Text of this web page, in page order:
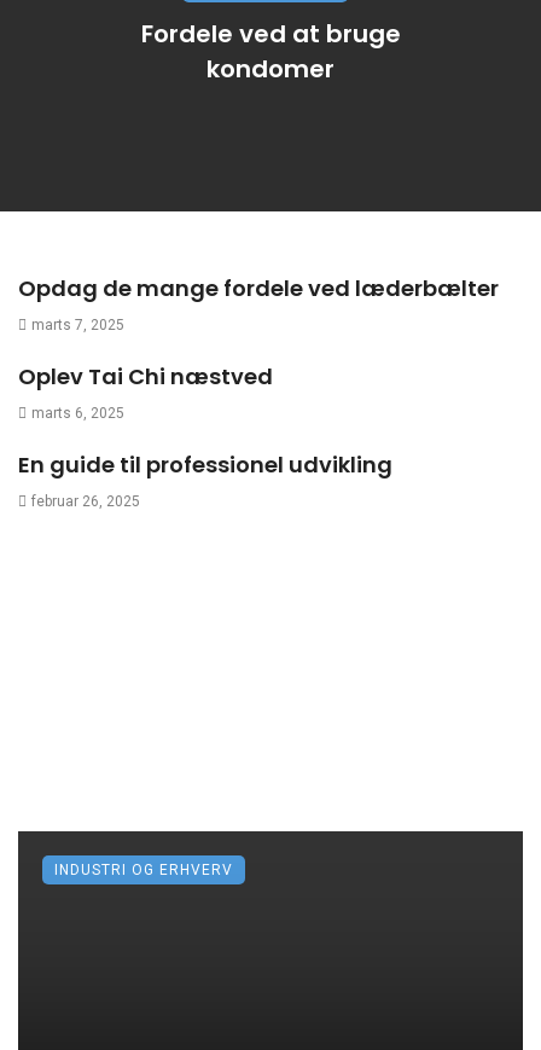
Fordele ved at bruge
kondomer
Opdag de mange fordele ved læderbælter
marts 7, 2025
Oplev Tai Chi næstved
marts 6, 2025
En guide til professionel udvikling
februar 26, 2025
INDUSTRI OG ERHVERV